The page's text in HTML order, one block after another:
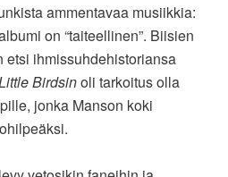
ammentavaa musiikkia:
on “taiteellinen”. Biisien
etsi ihmissuhdehistoriansa
Birdsinoli tarkoitus olla
jonka Manson koki